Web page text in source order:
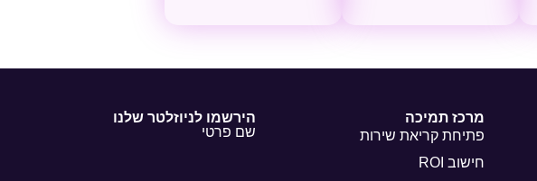
מרכז תמיכה
פתיחת קריאת שירות
חישוב ROI
הירשמו לניוזלטר שלנו
שם פרטי